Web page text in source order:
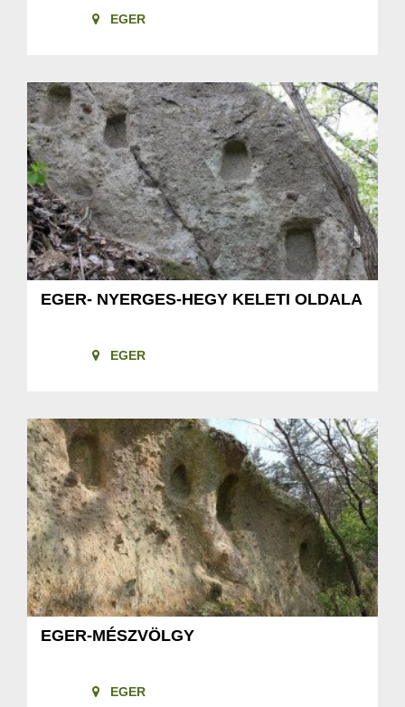
EGER
EGER- NYERGES-HEGY KELETI OLDALA
EGER
EGER-MÉSZVÖLGY
EGER